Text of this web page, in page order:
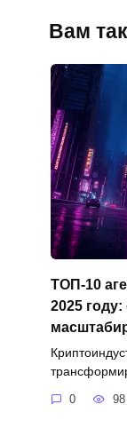
Вам
ТОП-10
2025 году:
0 98